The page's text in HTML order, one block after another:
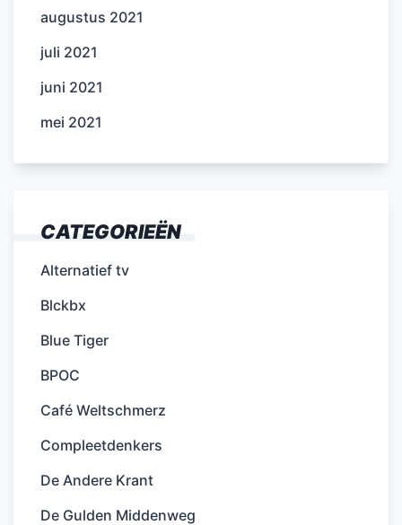
augustus 2021
juli 2021
juni 2021
mei 2021
CATEGORIEËN
Alternatief tv
Blckbx
Blue Tiger
BPOC
Café Weltschmerz
Compleetdenkers
De Andere Krant
De Gulden Middenweg